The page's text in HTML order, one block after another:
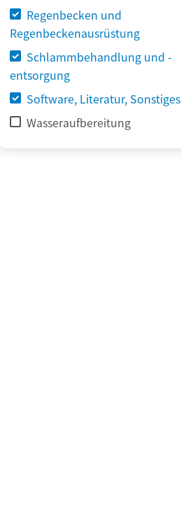
Regenbecken und
Regenbeckenausrüstung
Schlammbehandlung und -
entsorgung
Software, Literatur, Sonstiges
Wasseraufbereitung